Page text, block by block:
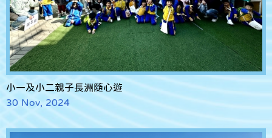
小一及小二親子長洲隨心遊
30 Nov, 2024